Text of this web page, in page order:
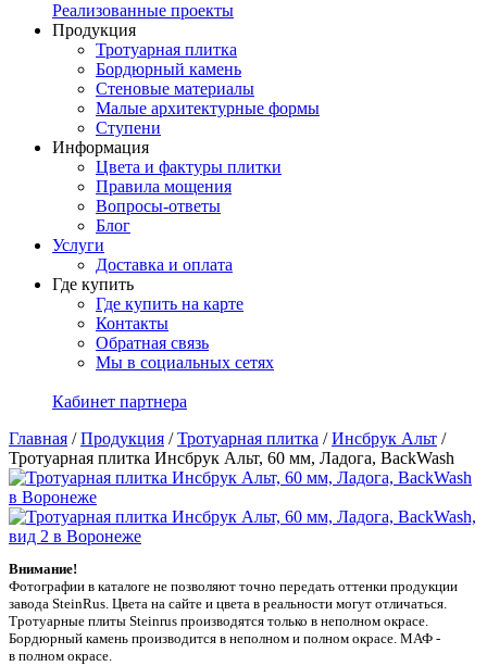
Реализованные проекты
Продукция
Тротуарная плитка
Бордюрный камень
Стеновые материалы
Малые архитектурные формы
Ступени
Информация
Цвета и фактуры плитки
Правила мощения
Вопросы-ответы
Блог
Услуги
Доставка и оплата
Где купить
Где купить на карте
Контакты
Обратная связь
Мы в социальных сетях
Кабинет партнера
Главная /Продукция /Тротуарная плитка /Инсбрук Альт /
Тротуарная плитка Инсбрук Альт, 60 мм, Ладога, BackWash
Внимание!
Фотографии в каталоге не позволяют точно передать оттенки продукции
заводa SteinRus. Цвета на сайте и цвета в реальности могут отличаться.
Тротуарные плиты Steinrus производятся только в неполном окрасе.
Бордюрный камень производится в неполном и полном окрасе. МАФ -
в полном окрасе.